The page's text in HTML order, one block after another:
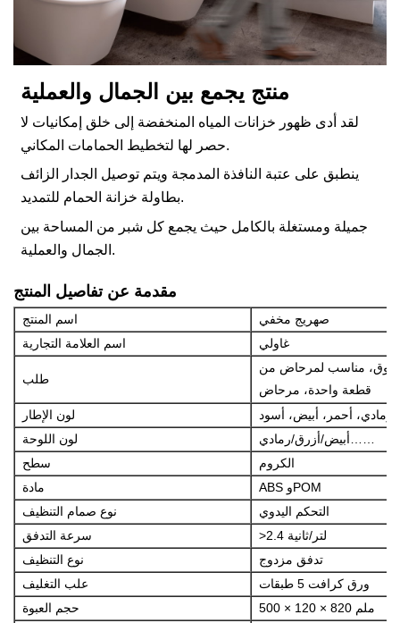
منتج يجمع بين الجمال والعملية
لقد أدى ظهور خزانات المياه المنخفضة إلى خلق إمكانيات لا
حصر لها لتخطيط الحمامات المكاني.
ينطبق على عتبة النافذة المدمجة ويتم توصيل الجدار الزائف
بطاولة خزانة الحمام للتمديد.
جميلة ومستغلة بالكامل حيث يجمع كل شبر من المساحة بين
الجمال والعملية.
مقدمة عن تفاصيل المنتج
اسم المنتج
صهريج مخفي
اسم العلامة التجارية
غاولي
طلب
مناسب لمرحاض من
قطعة واحدة، مرحاض
لون الإطار
لون اللوحة
سطح
الكروم
مادة
ABS وPOM
نوع صمام التنظيف
التحكم اليدوي
سرعة التدفق
>2.4 لتر/ثانية
نوع التنظيف
تدفق مزدوج
علب التغليف
ورق كرافت 5 طبقات
حجم العبوة
500 × 120 × 820 ملم